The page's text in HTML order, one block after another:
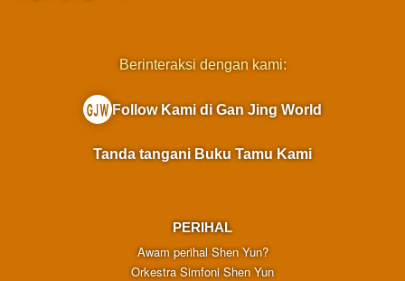
PERIHAL
Awam perihal Shen Yun?
Orkestra Simfoni Shen Yun
Berinteraksi dengan kami:
Follow Kami di Gan Jing World
Tanda tangani Buku Tamu Kami